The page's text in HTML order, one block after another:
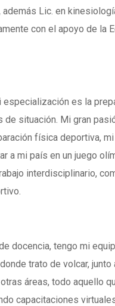
además Lic. en
con el apoyo de la
especialización es la
de situación. Mi gran
física deportiva,
a mi país en un juego
interdisciplinario,
docencia, tengo mi
trato de volcar, junto
áreas, todo aquello
capacitaciones